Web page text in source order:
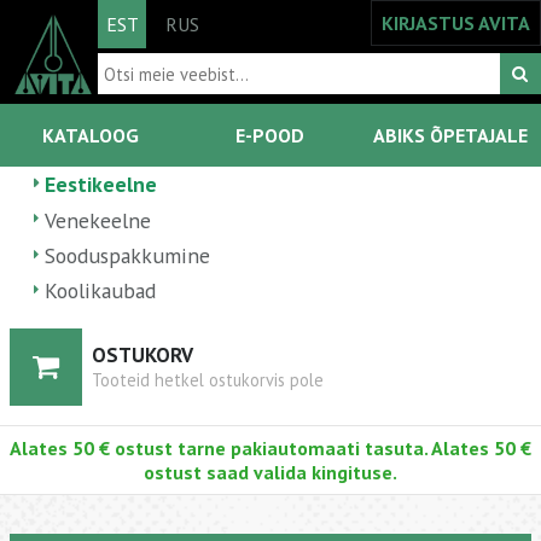
EST RUS KIRJASTUS AVITA
KATALOOG E-POOD ABIKS ÕPETAJALE
Eestikeelne
Venekeelne
Sooduspakkumine
Koolikaubad
OSTUKORV
Tooteid hetkel ostukorvis pole
Alates 50 € ostust tarne pakiautomaati tasuta. Alates 50 €
ostust saad valida kingituse.